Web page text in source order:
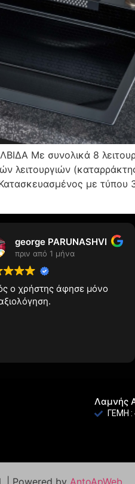
Με συνολικά 8
λειτουργιών
με τύπου
george PARUNASHVI
πριν από 1 μήνα
ο χρήστης άφησε μόνο
Λαμνής
ΓΕΜΗ :